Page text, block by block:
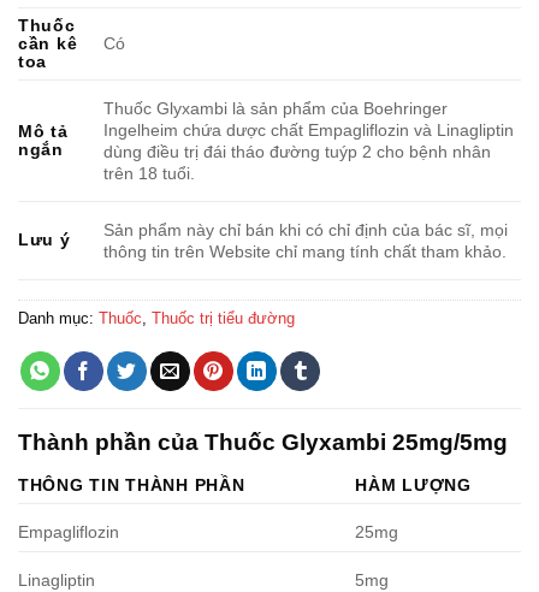
Thuốc
cần kê
toa
Có
Mô tả
ngắn
Thuốc Glyxambi là sản phẩm của Boehringer
Ingelheim chứa dược chất Empagliflozin và Linagliptin
dùng điều trị đái tháo đường tuýp 2 cho bệnh nhân
trên 18 tuổi.
Lưu ý
Sản phẩm này chỉ bán khi có chỉ định của bác sĩ, mọi
thông tin trên Website chỉ mang tính chất tham khảo.
Danh mục: Thuốc Thuốc trị tiểu đường
Thành phần của Thuốc Glyxambi 25mg/5mg
THÔNG TIN THÀNH PHẦN HÀM LƯỢNG
Empagliflozin 25mg
Linagliptin 5mg